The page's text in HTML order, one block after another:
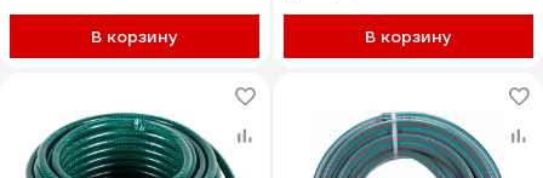
В корзину В корзину